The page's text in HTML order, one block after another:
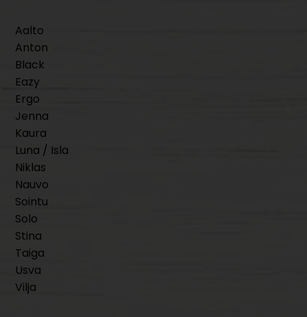
Aalto
Anton
Black
Eazy
Ergo
Jenna
Kaura
Luna / Isla
Niklas
Nauvo
Sointu
Solo
Stina
Taiga
Usva
Vilja